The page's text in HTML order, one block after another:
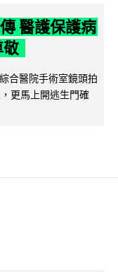
醫護保護病
敬
合醫院手術室鏡頭拍
更馬上開逃生門確